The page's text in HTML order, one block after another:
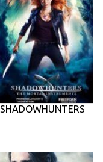
SHADOWHUNTERS